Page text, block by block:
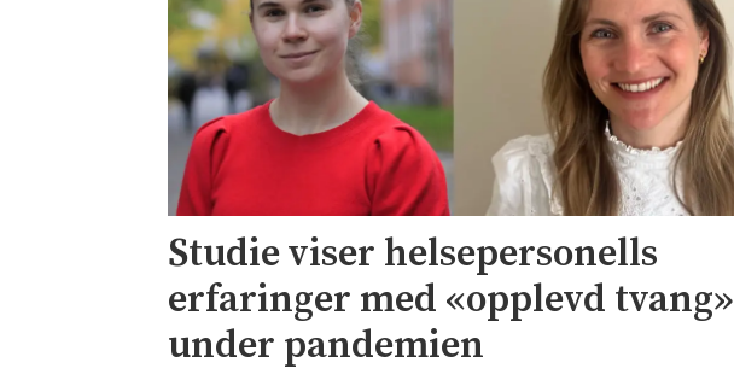
Studie viser helsepersonells
erfaringer med «opplevd tvang»
under pandemien